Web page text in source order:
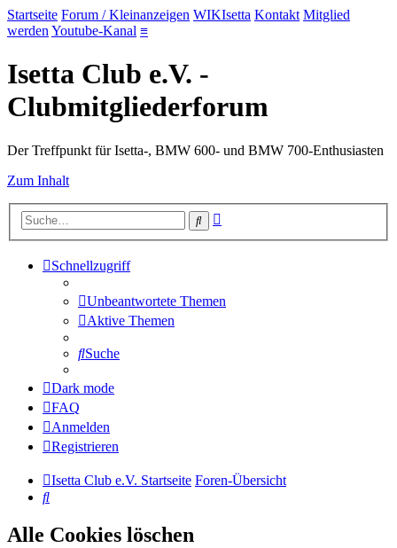
Startseite Forum / Kleinanzeigen WIKIsetta Kontakt Mitglied
werden Youtube-Kanal ≡
Isetta Club e.V. -
Clubmitgliederforum
Der Treffpunkt für Isetta-, BMW 600- und BMW 700-Enthusiasten
Zum Inhalt
Suche
Schnellzugriff
Unbeantwortete Themen
Aktive Themen
Suche
Dark mode
FAQ
Anmelden
Registrieren
Isetta Club e.V. Startseite Foren-Übersicht
Suche
Alle Cookies löschen